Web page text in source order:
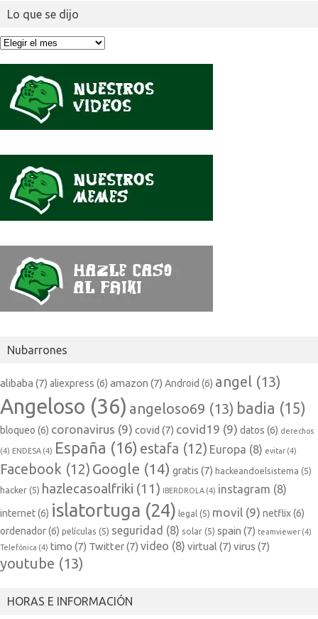
Lo que se dijo
Lo
Nubarrones
alibaba (7) aliexpress (6) amazon (7) Android (6) angel (13)
Angeloso (36) angeloso69 (13) badia (15)
bloqueo (6) coronavirus (9) covid (7) covid19 (9) datos (6) derechos
(4) ENDESA (4) España (16) estafa (12) Europa (8) evitar (4)
Facebook (12) Google (14) gratis (7) hackeandoelsistema (5)
hacker (5) hazlecasoalfriki (11) IBERDROLA (4) instagram (8)
internet(6) islatortuga (24) legal (5) movil (9) netflix(6)
ordenador(6) películas (5) seguridad (8) solar (5) spain (7) teamviewer (4)
Telefónica (4) timo (7) Twitter(7) video (8) virtual (7) virus (7)
youtube (13)
HORAS E INFORMACIÓN